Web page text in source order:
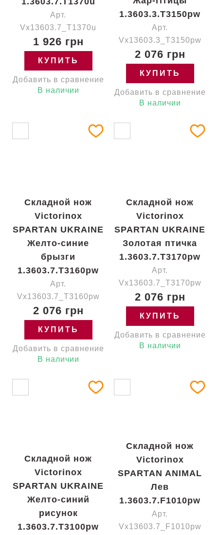
Арт.
Vx13603.7_T1370u
1 926 грн
КУПИТЬ
Добавить в сравнение
В наличии
1.3603.3.T3150pw
Арт.
Vx13603.3_T3150pw
2 076 грн
КУПИТЬ
Добавить в сравнение
В наличии
Складной нож
Victorinox
SPARTAN UKRAINE
Желто-синие
брызги
1.3603.7.T3160pw
Арт.
Vx13603.7_T3160pw
2 076 грн
КУПИТЬ
Добавить в сравнение
В наличии
Складной нож
Victorinox
SPARTAN UKRAINE
Золотая птичка
1.3603.7.T3170pw
Арт.
Vx13603.7_T3170pw
2 076 грн
КУПИТЬ
Добавить в сравнение
В наличии
Складной нож
Victorinox
SPARTAN UKRAINE
Желто-синий
рисунок
1.3603.7.T3100pw
Складной нож
Victorinox
SPARTAN ANIMAL
Лев
1.3603.7.F1010pw
Арт.
Vx13603.7_F1010pw